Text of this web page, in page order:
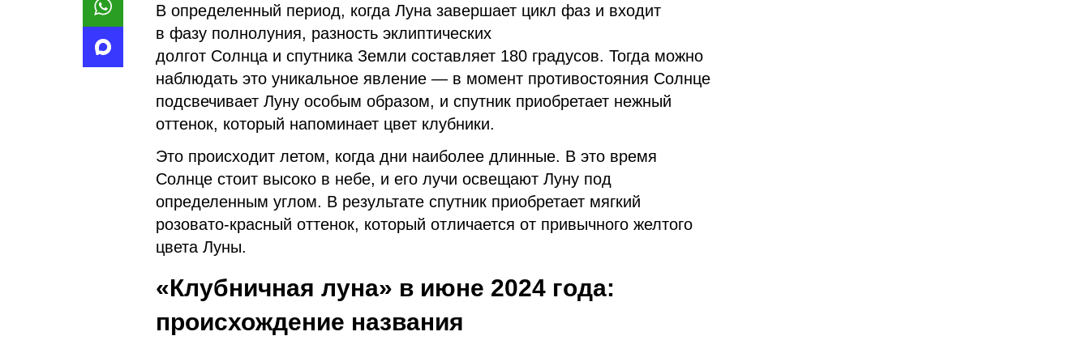
В определенный период, когда Луна завершает цикл фаз и входит
в фазу полнолуния, разность эклиптических
долгот Солнца и спутника Земли составляет 180 градусов. Тогда можно
наблюдать это уникальное явление — в момент противостояния Солнце
подсвечивает Луну особым образом, и спутник приобретает нежный
оттенок, который напоминает цвет клубники.
Это происходит летом, когда дни наиболее длинные. В это время
Солнце стоит высоко в небе, и его лучи освещают Луну под
определенным углом. В результате спутник приобретает мягкий
розовато-красный оттенок, который отличается от привычного желтого
цвета Луны.
«Клубничная луна» в июне 2024 года:
происхождение названия